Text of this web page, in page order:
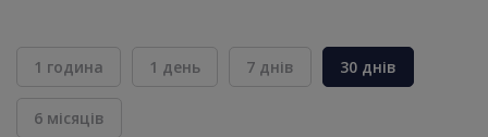
1 година 1 день 7 днів 30 днів
6 місяців